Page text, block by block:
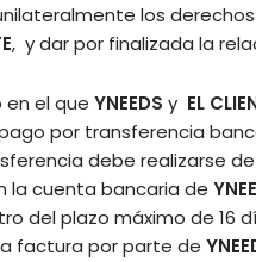
los
, y dar por finalizada la
en el que YNEEDS y EL
por transferencia
debe realizarse
la cuenta bancaria de
del plazo máximo de 16
factura por parte de